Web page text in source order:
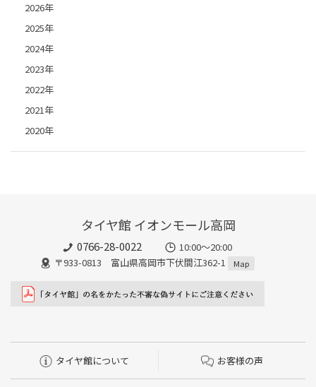
2026年
2025年
2024年
2023年
2022年
2021年
2020年
タイヤ館 イオンモール高岡
0766-28-0022
10:00～20:00
〒933-0813 富山県高岡市下伏間江362-1
Map
タイヤ館について お客様の声